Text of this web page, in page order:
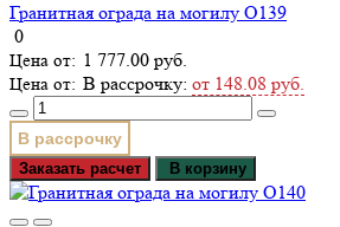
Гранитная ограда на могилу О139
0
1 777.00 руб.
В рассрочку: от 148.08 руб.
В рассрочку
Заказать расчет В корзину